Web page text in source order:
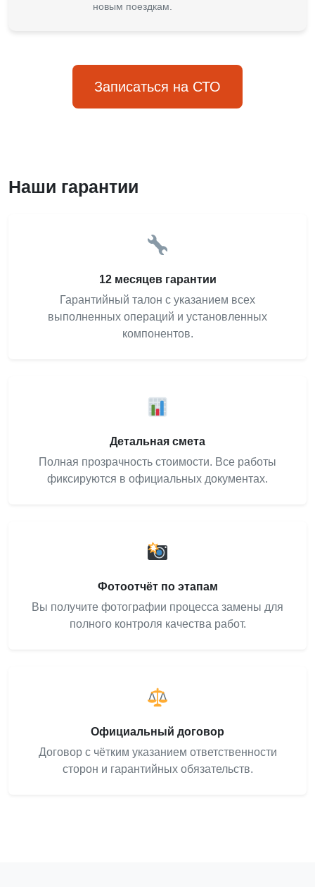
новым поездкам.
Записаться на СТО
Наши гарантии
12 месяцев гарантии
Гарантийный талон с указанием всех
выполненных операций и установленных
компонентов.
Детальная смета
Полная прозрачность стоимости. Все работы
фиксируются в официальных документах.
Фотоотчёт по этапам
Вы получите фотографии процесса замены для
полного контроля качества работ.
Официальный договор
Договор с чётким указанием ответственности
сторон и гарантийных обязательств.